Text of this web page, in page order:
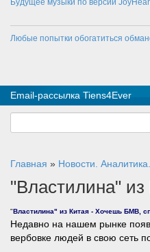
Будущее музыки по версии
Любые попытки обогатиться
Email-рассылка Tiens4Ever
Главная » Новости.
"Властилина" из
"Властилина" из Китая - Хочешь БМВ,
Недавно на нашем рынке
вербовке людей в свою сеть